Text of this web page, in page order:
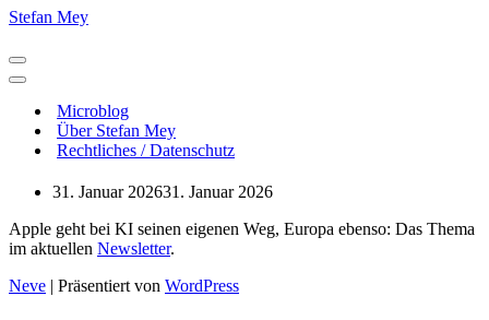
Stefan Mey
Navigationsmenü
Navigationsmenü
Microblog
Über Stefan Mey
Rechtliches / Datenschutz
31. Januar 202631. Januar 2026
Apple geht bei KI seinen eigenen Weg, Europa ebenso: Das Thema
im aktuellen Newsletter.
Neve | Präsentiert von WordPress